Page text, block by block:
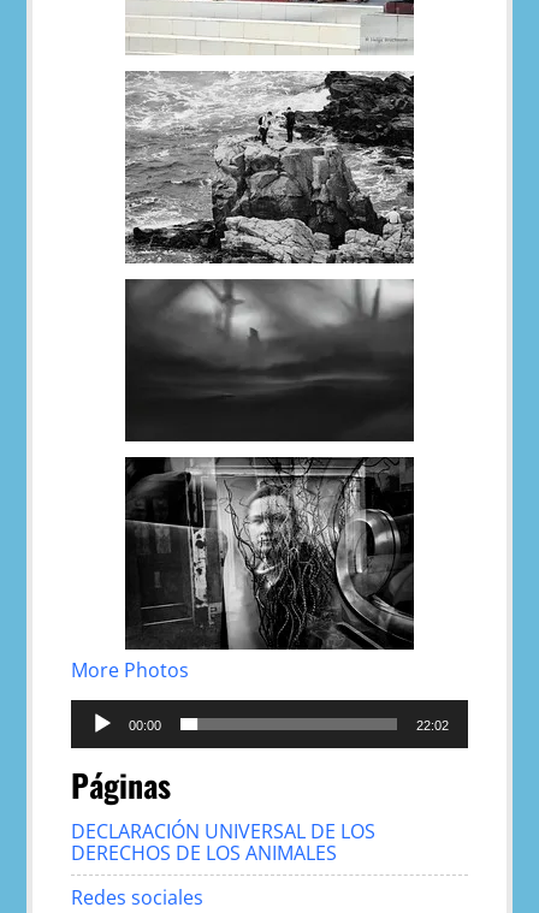
More Photos
Reproductor
audio
00:00 22:02
Páginas
DECLARACIÓN UNIVERSAL DE LOS
DERECHOS DE LOS ANIMALES
Redes sociales